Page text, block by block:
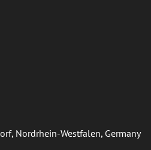
Nordrhein-Westfalen, Germany